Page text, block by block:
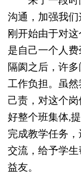
沟通，加强我
刚开始由于对
是自己一个人
隔阂之后，许
工作负担。虽
己责，对这个
好整个班集体,
完成教学任务
交流，给予学
益友。